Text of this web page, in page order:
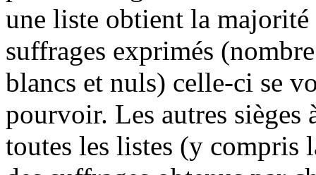
une liste obtient la
suffrages exprimés
blancs et nuls) celle-ci se
pourvoir. Les autres
toutes les listes (y compris